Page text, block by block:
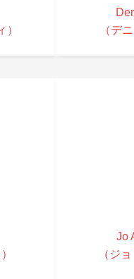
）
（デ
Jo
（ジ